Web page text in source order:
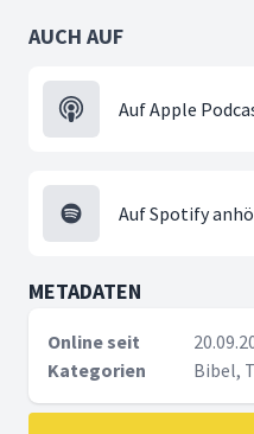
AUCH AUF
Auf Apple
Auf Spotify
METADATEN
Online seit
Kategorien
Bibel,